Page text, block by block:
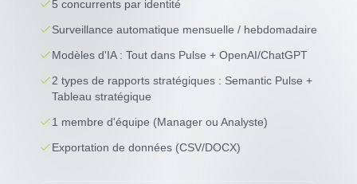
5 concurrents par identité
Surveillance automatique mensuelle / hebdomadaire
Modèles d'IA : Tout dans Pulse + OpenAI/ChatGPT
2 types de rapports stratégiques : Semantic Pulse +
Tableau stratégique
1 membre d'équipe (Manager ou Analyste)
Exportation de données (CSV/DOCX)